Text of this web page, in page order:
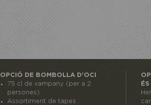
OPCIÓ DE BOMBOLLA D'OCI
75 cl de xampany (per a 2
persones)
Assortiment de tapes
ÉS